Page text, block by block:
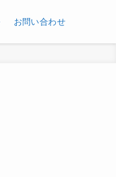
お問い合わせ